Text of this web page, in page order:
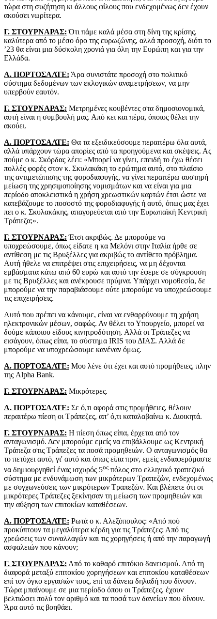
τώρα στη συζήτηση κι άλλους φίλους που ενδεχομένως δεν έχουν
ακούσει νωρίτερα.
Γ. ΣΤΟΥΡΝΑΡΑΣ: Ότι πάμε καλά μέσα στη δίνη της κρίσης,
καλύτερα από το μέσο όρο της ευρωζώνης, αλλά προσοχή, διότι το
’23 θα είναι μια δύσκολη χρονιά για όλη την Ευρώπη και για την
Ελλάδα.
Α. ΠΟΡΤΟΣΑΛΤΕ: Άρα συνιστάτε προσοχή στο πολιτικό
σύστημα δεδομένων των εκλογικών αναμετρήσεων, να μην
υπερβούν εαυτόν.
Γ. ΣΤΟΥΡΝΑΡΑΣ: Μετρημένες κουβέντες στα δημοσιονομικά,
αυτή είναι η συμβουλή μας. Από κει και πέρα, όποιος θέλει την
ακούει.
Α. ΠΟΡΤΟΣΑΛΤΕ: Θα τα εξειδικεύσουμε περαιτέρω όλα αυτά,
αλλά υπάρχουν τώρα απορίες από τα προηγούμενα και σκέψεις. Ας
πούμε ο κ. Σκόρδας λέει: «Μπορεί να γίνει, επειδή το έχω θέσει
πολλές φορές στον κ. Σκυλακάκη το ερώτημα αυτό, στο πλαίσιο
της αντιμετώπισης της φοροδιαφυγής, να γίνει περαιτέρω αυστηρή
μείωση της χρησιμοποίησης νομισμάτων και να είναι για μια
περίοδο αποκλειστικά η χρήση χρεωστικών καρτών έτσι ώστε να
κατεβάζουμε το ποσοστό της φοροδιαφυγής ή αυτό, όπως μας έχει
πει ο κ. Σκυλακάκης, απαγορεύεται από την Ευρωπαϊκή Κεντρική
Τράπεζα;».
Γ. ΣΤΟΥΡΝΑΡΑΣ: Έτσι ακριβώς. Δε μπορούμε να
υποχρεώσουμε, όπως είδατε η κα Μελόνι στην Ιταλία ήρθε σε
αντίθεση με τις Βρυξέλλες για ακριβώς το αντίθετο πρόβλημα.
Αυτή ήθελε να επιτρέψει στις επιχειρήσεις, να μη δέχονται
εμβάσματα κάτω από 60 ευρώ και αυτό την έφερε σε σύγκρουση
με τις Βρυξέλλες και ανέκρουσε πρύμνα. Υπάρχει νομοθεσία, δε
μπορούμε να την παραβιάσουμε ούτε μπορούμε να υποχρεώσουμε
τις επιχειρήσεις.
Αυτό που πρέπει να κάνουμε, είναι να ενθαρρύνουμε τη χρήση
ηλεκτρονικών μέσων, σαφώς. Αν θέλει το Υπουργείο, μπορεί να
δούμε κάποιου είδους κινητροδότηση. Αλλά οι Τράπεζες να
εισάγουν, όπως είπα, το σύστημα IRIS του ΔΙΑΣ. Αλλά δε
μπορούμε να υποχρεώσουμε κανέναν όμως.
Α. ΠΟΡΤΟΣΑΛΤΕ: Μου λένε ότι έχει και αυτό προμήθειες, πλην
της Alpha Bank.
Γ. ΣΤΟΥΡΝΑΡΑΣ: Μικρότερες.
Α. ΠΟΡΤΟΣΑΛΤΕ: Σε ό,τι αφορά στις προμήθειες, θέλουν
περαιτέρω πίεση οι Τράπεζες, απ’ ό,τι καταλαβαίνω κ. Διοικητά.
Γ. ΣΤΟΥΡΝΑΡΑΣ: Η πίεση όπως είπα, έρχεται από τον
ανταγωνισμό. Δεν μπορούμε εμείς να επιβάλλουμε ως Κεντρική
Τράπεζα στις Τράπεζες τα ποσά προμηθειών. Ο ανταγωνισμός θα
το πετύχει αυτό, γι' αυτό και όπως είπα πριν, εμείς ενδιαφερόμαστε
να δημιουργηθεί ένας ισχυρός 5ος πόλος στο ελληνικό τραπεζικό
σύστημα με ενδυνάμωση των μικρότερων Τραπεζών, ενδεχομένως
με συγχωνεύσεις των μικρότερων Τραπεζών. Και βλέπετε ότι οι
μικρότερες Τράπεζες ξεκίνησαν τη μείωση των προμηθειών και
την αύξηση των επιτοκίων καταθέσεων.
Α. ΠΟΡΤΟΣΑΛΤΕ: Ρωτά ο κ. Αλεξόπουλος: «Από πού
προκύπτουν τα μεγαλύτερα κέρδη για τις Τράπεζες; Από τις
χρεώσεις των συναλλαγών και τις χορηγήσεις ή από την παραγωγή
ασφαλειών που κάνουν;
Γ. ΣΤΟΥΡΝΑΡΑΣ: Από το καθαρό επιτόκιο δανεισμού. Από τη
διαφορά μεταξύ επιτοκίου χορηγήσεων και επιτοκίου καταθέσεων
επί τον όγκο εργασιών τους, επί τα δάνεια δηλαδή που δίνουν.
Τώρα μπαίνουμε σε μια περίοδο όπου οι Τράπεζες, έχουν
βελτιώσει πολύ τον αριθμό και τα ποσά των δανείων που δίνουν.
Άρα αυτό τις βοηθάει.